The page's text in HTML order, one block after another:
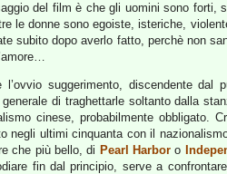
del film è che gli uomini sono forti,
le donne sono egoiste, isteriche,
subito dopo averlo fatto, perchè non
suggerimento, discendente dal
di traghettarle soltanto dalla
cinese, probabilmente obbligato.
negli ultimi cinquanta con il
che più bello, di Pearl Harbor o
fin dal principio, serve a